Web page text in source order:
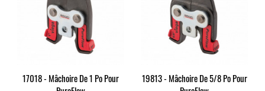
17018 - Mâchoire De 1 Po Pour
19813 - Mâchoire De 5/8 Po Pour